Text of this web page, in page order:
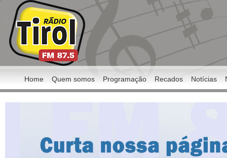
Home Quem somos Programação Recados Notícias